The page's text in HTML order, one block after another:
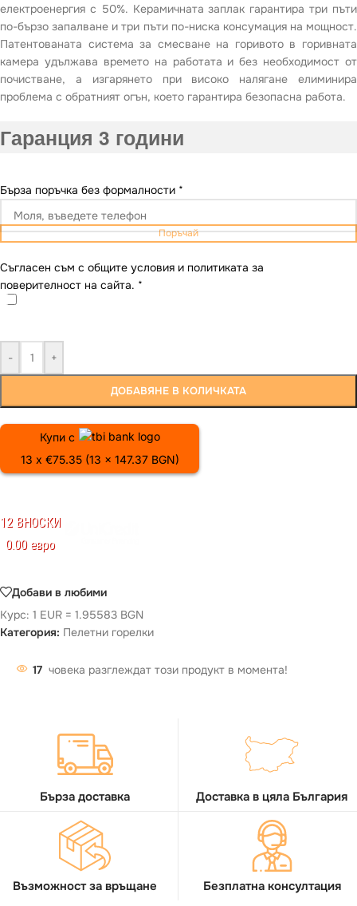
електроенергия с 50%. Керамичната заплак гарантира три пъти
по-бързо запалване и три пъти по-ниска консумация на мощност.
Патентованата система за смесване на горивото в горивната
камера удължава времето на работата и без необходимост от
почистване, а изгарянето при високо налягане елиминира
проблема с обратният огън, което гарантира безопасна работа.
Гаранция 3 години
Бърза поръчка без формалности *
Поръчай
Съгласен съм с общите условия и политиката за
поверителност на сайта. *
- +
ДОБАВЯНЕ В КОЛИЧКАТА
Купи с
13 x €75.35 (13 x 147.37 BGN)
12 ВНОСКИ
0.00 евро
Добави в любими
Курс: 1 EUR = 1.95583 BGN
Категория: Пелетни горелки
17 човека разглеждат този продукт в момента!
Бърза доставка Доставка в цяла България
Възможност за връщане Безплатна консултация